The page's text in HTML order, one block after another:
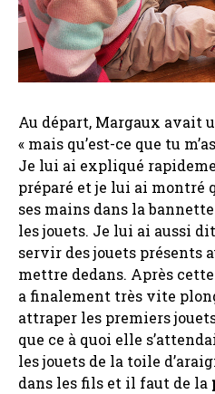
Au départ, Margaux avait
« mais qu’est-ce que tu
Je lui ai expliqué
préparé et je lui ai montré
ses mains dans la
les jouets. Je lui ai aussi
servir des jouets présents
mettre dedans. Après
a finalement très vite
attraper les premiers
que ce à quoi elle
les jouets de la toile
dans les fils et il faut de la